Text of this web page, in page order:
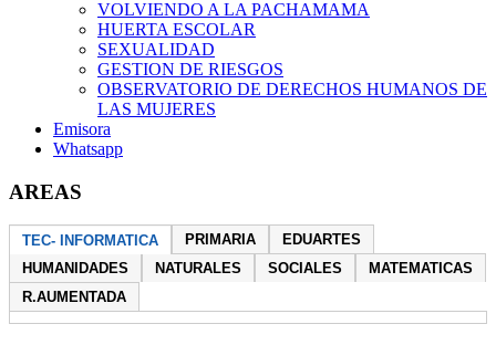
VOLVIENDO A LA PACHAMAMA
HUERTA ESCOLAR
SEXUALIDAD
GESTION DE RIESGOS
OBSERVATORIO DE DERECHOS HUMANOS DE
LAS MUJERES
Emisora
Whatsapp
AREAS
TEC- INFORMATICA PRIMARIA
EDUARTES
HUMANIDADES
NATURALES SOCIALES
MATEMATICAS
R.AUMENTADA